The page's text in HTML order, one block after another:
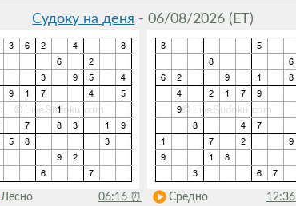
Судоку на деня - 06/08/2026 (ET)
Лесно 06:16 ⏰ Средно 12:36